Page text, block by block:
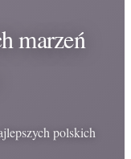
marzeń
polskich